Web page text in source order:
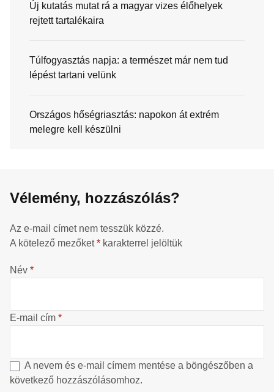
Új kutatás mutat rá a magyar vizes élőhelyek
rejtett tartalékaira
Túlfogyasztás napja: a természet már nem tud
lépést tartani velünk
Országos hőségriasztás: napokon át extrém
melegre kell készülni
Vélemény, hozzászólás?
Az e-mail címet nem tesszük közzé.
A kötelező mezőket* karakterrel jelöltük
Név *
E-mail cím *
A nevem és e-mail címem mentése a böngészőben a
következő hozzászólásomhoz.